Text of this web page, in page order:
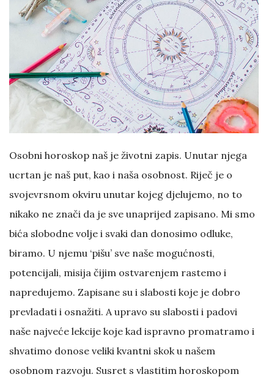
Osobni horoskop naš je životni zapis. Unutar njega
ucrtan je naš put, kao i naša osobnost. Riječ je o
svojevrsnom okviru unutar kojeg djelujemo, no to
nikako ne znači da je sve unaprijed zapisano. Mi smo
bića slobodne volje i svaki dan donosimo odluke,
biramo. U njemu ‘pišu’ sve naše mogućnosti,
potencijali, misija čijim ostvarenjem rastemo i
napredujemo. Zapisane su i slabosti koje je dobro
prevladati i osnažiti. A upravo su slabosti i padovi
naše najveće lekcije koje kad ispravno promatramo i
shvatimo donose veliki kvantni skok u našem
osobnom razvoju. Susret s vlastitim horoskopom